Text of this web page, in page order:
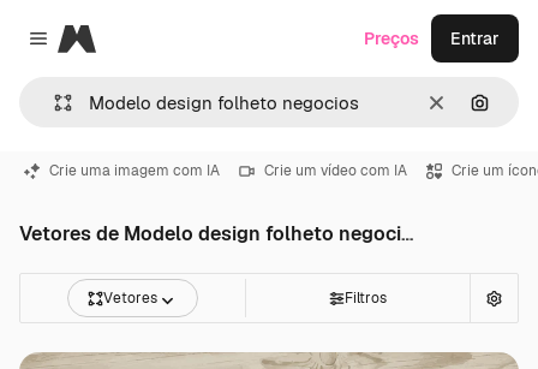
Close menu
Magnific
Limpar
Preços Entrar
Crie uma imagem com IA Crie um vídeo com IA Crie um
Vetores de Modelo design folheto negocios
Vetores Filtros